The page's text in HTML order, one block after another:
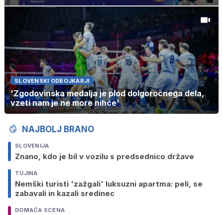
SLOVENSKI ODBOJKARJI
'Zgodovinska medalja je plod dolgoročnega dela,
vzeti nam je ne more nihče'
NAJBOLJ BRANO
SLOVENIJA
Znano, kdo je bil v vozilu s predsednico države
TUJINA
Nemški turisti 'zažgali' luksuzni apartma: peli, se
zabavali in kazali sredinec
DOMAČA SCENA